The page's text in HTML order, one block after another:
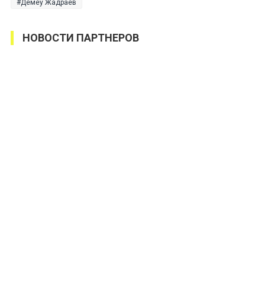
Демеу Жадраев
НОВОСТИ ПАРТНЕРОВ